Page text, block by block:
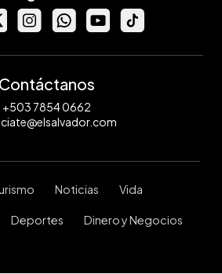
Contáctanos
+503 7854 0662
Noticias Vida
Deportes Dinero y Negocios